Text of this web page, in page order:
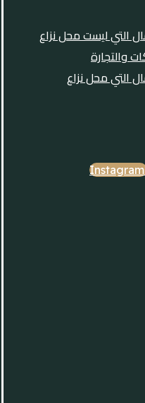
التي ليست محل نزاع
والتجارة
التي محل نزاع
Instagram